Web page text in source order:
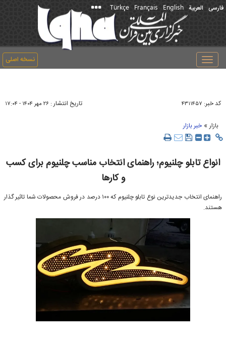
فارسی العربیة English
Français
Türkçe
نسخه اصلی
Toggle
navigation
کد خبر: ۴۳۱۱۴۵۷ تاریخ انتشار : ۲۶ مهر ۱۴۰۴ - ۱۷:۰۴
بازار» خبر بازار
انواع تابلو چلنیوم؛ راهنمای انتخاب مناسب چلنیوم برای کسب
و کارها
راهنمای انتخاب جدیدترین نوع تابلو چلنیوم که ۱۰۰ درصد در فروش محصولات شما تاثیر گذار
هستند.